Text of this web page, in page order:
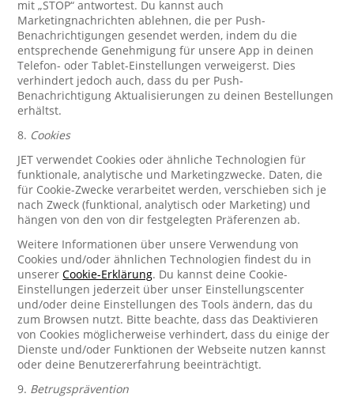
mit „STOP“ antwortest. Du kannst auch
Marketingnachrichten ablehnen, die per Push-
Benachrichtigungen gesendet werden, indem du die
entsprechende Genehmigung für unsere App in deinen
Telefon- oder Tablet-Einstellungen verweigerst. Dies
verhindert jedoch auch, dass du per Push-
Benachrichtigung Aktualisierungen zu deinen Bestellungen
erhältst.
8. Cookies
JET verwendet Cookies oder ähnliche Technologien für
funktionale, analytische und Marketingzwecke. Daten, die
für Cookie-Zwecke verarbeitet werden, verschieben sich je
nach Zweck (funktional, analytisch oder Marketing) und
hängen von den von dir festgelegten Präferenzen ab.
Weitere Informationen über unsere Verwendung von
Cookies und/oder ähnlichen Technologien findest du in
unsererCookie-Erklärung. Du kannst deine Cookie-
Einstellungen jederzeit über unser Einstellungscenter
und/oder deine Einstellungen des Tools ändern, das du
zum Browsen nutzt. Bitte beachte, dass das Deaktivieren
von Cookies möglicherweise verhindert, dass du einige der
Dienste und/oder Funktionen der Webseite nutzen kannst
oder deine Benutzererfahrung beeinträchtigt.
9. Betrugsprävention